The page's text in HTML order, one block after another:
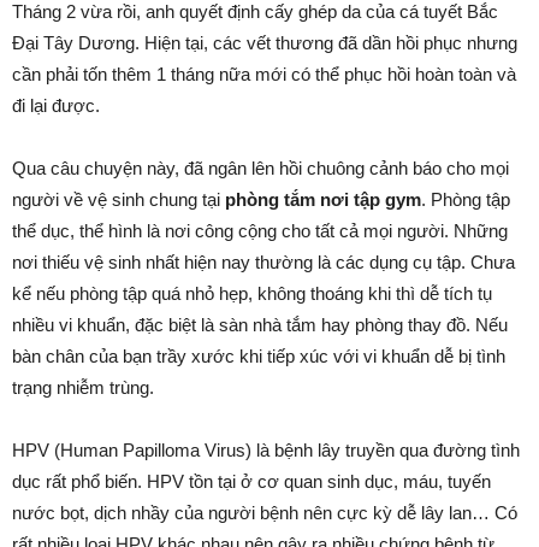
Tháng 2 vừa rồi, anh quyết định cấy ghép da của cá tuyết Bắc
Đại Tây Dương. Hiện tại, các vết thương đã dần hồi phục nhưng
cần phải tốn thêm 1 tháng nữa mới có thể phục hồi hoàn toàn và
đi lại được.
Qua câu chuyện này, đã ngân lên hồi chuông cảnh báo cho mọi
người về vệ sinh chung tại phòng tắm nơi tập gym. Phòng tập
thể dục, thể hình là nơi công cộng cho tất cả mọi người. Những
nơi thiếu vệ sinh nhất hiện nay thường là các dụng cụ tập. Chưa
kể nếu phòng tập quá nhỏ hẹp, không thoáng khi thì dễ tích tụ
nhiều vi khuẩn, đặc biệt là sàn nhà tắm hay phòng thay đồ. Nếu
bàn chân của bạn trầy xước khi tiếp xúc với vi khuẩn dễ bị tình
trạng nhiễm trùng.
HPV (Human Papilloma Virus) là bệnh lây truyền qua đường tình
dục rất phổ biến. HPV tồn tại ở cơ quan sinh dục, máu, tuyến
nước bọt, dịch nhầy của người bệnh nên cực kỳ dễ lây lan… Có